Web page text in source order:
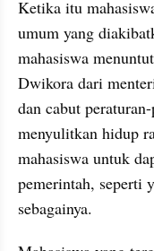
Ketika itu
umum yang
mahasiswa
Dwikora dari
dan cabut
menyulitkan hidup
mahasiswa untuk
pemerintah, seperti
sebagainya.